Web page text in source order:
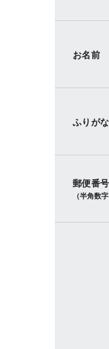
お名前
ふりがな
郵便番号
（半角数字